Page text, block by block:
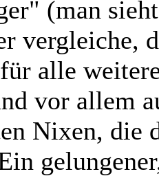
(man
vergleiche,
alle
vor allem
Nixen, die